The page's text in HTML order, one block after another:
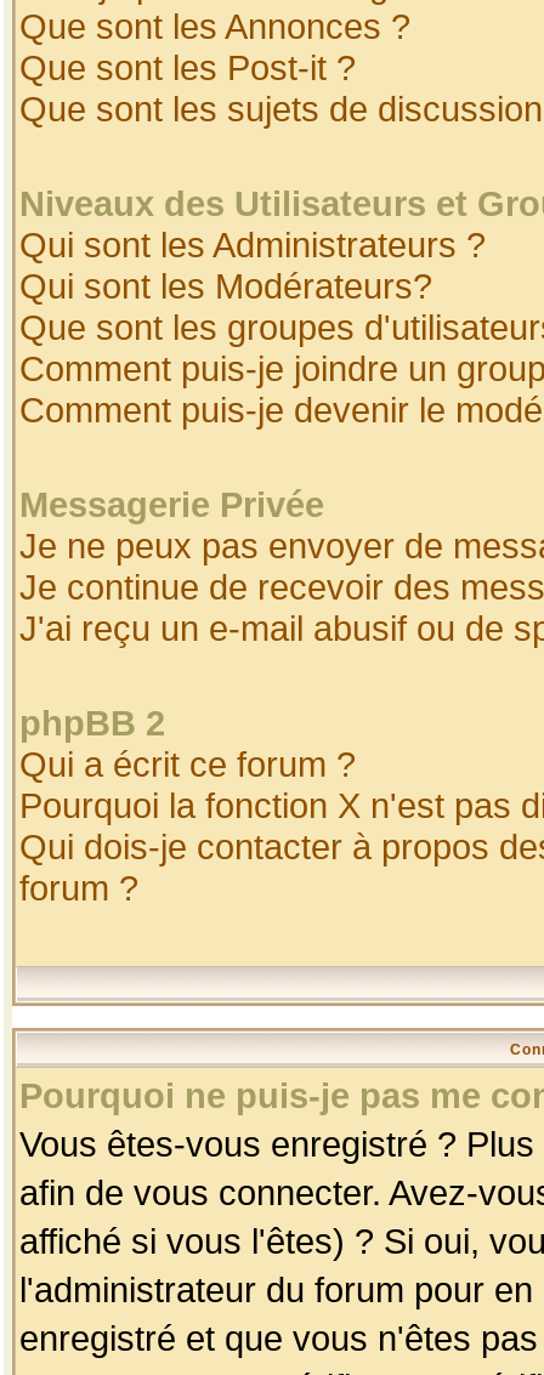
Que sont les Annonces ?
Que sont les Post-it ?
Que sont les sujets de
Niveaux des Utilisateurs et
Qui sont les Administrateurs ?
Qui sont les Modérateurs?
Que sont les groupes
Comment puis-je joindre un
Comment puis-je devenir le
Messagerie Privée
Je ne peux pas envoyer de
Je continue de recevoir des
J'ai reçu un e-mail abusif ou de
phpBB 2
Qui a écrit ce forum ?
Pourquoi la fonction X n'est pas
Qui dois-je contacter à propos
forum ?
Pourquoi ne puis-je pas me
Vous êtes-vous enregistré ?
afin de vous connecter. Avez-
affiché si vous l'êtes) ? Si oui,
l'administrateur du forum pour
enregistré et que vous n'êtes